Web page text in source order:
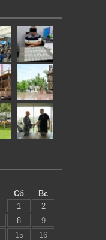
Сб
Вс
1
2
8
9
15
16